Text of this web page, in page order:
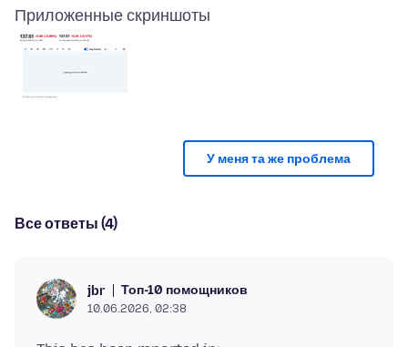
Приложенные скриншоты
У меня та же проблема
Все ответы (4)
jbr Топ-10 помощников
10.06.2026, 02:38